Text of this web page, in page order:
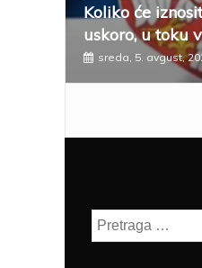
Koliko će
uskoro, u toku
sreda, 5. avgust,
Pretraga
za: